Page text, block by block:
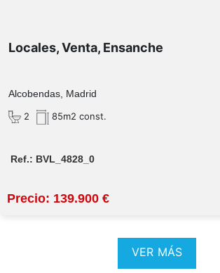
Locales, Venta, Ensanche
Alcobendas, Madrid
2
85m2 const.
Ref.: BVL_4828_0
Precio: 139.900 €
VER MÁS